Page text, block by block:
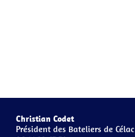
Christian Codet
Président des Bateliers de Célac